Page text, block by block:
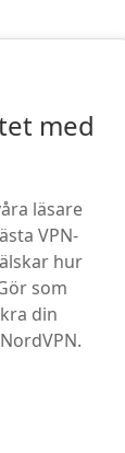
med
läsare
VPN-
hur
som
din